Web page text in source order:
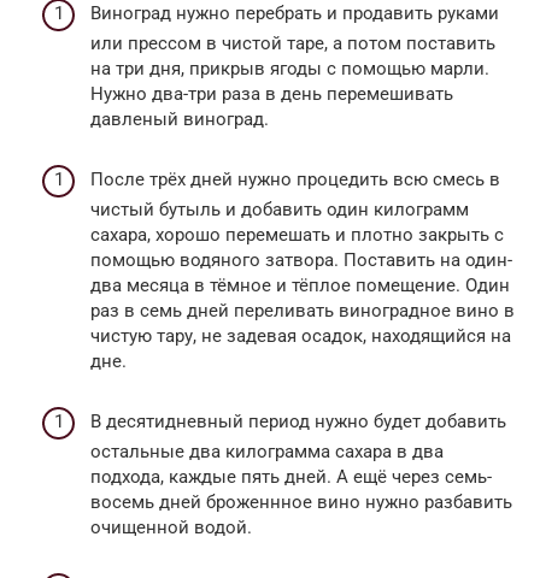
Виноград нужно перебрать и продавить руками
или прессом в чистой таре, а потом поставить
на три дня, прикрыв ягоды с помощью марли.
Нужно два-три раза в день перемешивать
давленый виноград.
После трёх дней нужно процедить всю смесь в
чистый бутыль и добавить один килограмм
сахара, хорошо перемешать и плотно закрыть с
помощью водяного затвора. Поставить на один-
два месяца в тёмное и тёплое помещение. Один
раз в семь дней переливать виноградное вино в
чистую тару, не задевая осадок, находящийся на
дне.
В десятидневный период нужно будет добавить
остальные два килограмма сахара в два
подхода, каждые пять дней. А ещё через семь-
восемь дней броженнное вино нужно разбавить
очищенной водой.